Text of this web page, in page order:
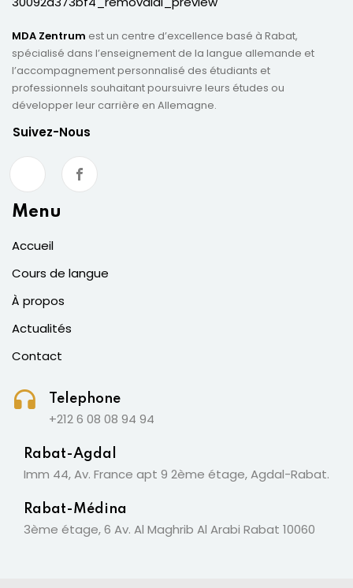
MDA Zentrum est un centre d’excellence basé à Rabat,
spécialisé dans l’enseignement de la langue allemande et
l’accompagnement personnalisé des étudiants et
professionnels souhaitant poursuivre leurs études ou
développer leur carrière en Allemagne.
Suivez-Nous
Menu
Accueil
Cours de langue
À propos
Actualités
Contact
Telephone
+212 6 08 08 94 94
Rabat-Agdal
Imm 44, Av. France apt 9 2ème étage, Agdal-Rabat.
Rabat-Médina
3ème étage, 6 Av. Al Maghrib Al Arabi Rabat 10060